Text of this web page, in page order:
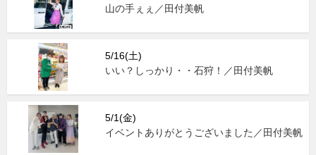
山の手ぇぇ／田付美帆
5/16(土)
いい？しっかり・・石狩！／田付美帆
5/1(金)
イベントありがとうございました／田付美帆